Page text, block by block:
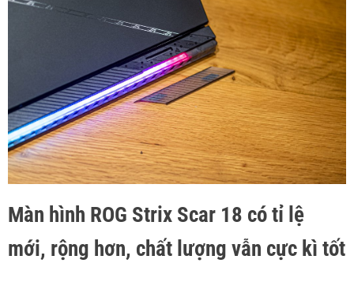
Màn hình ROG Strix Scar 18 có tỉ lệ
mới, rộng hơn, chất lượng vẫn cực kì tốt